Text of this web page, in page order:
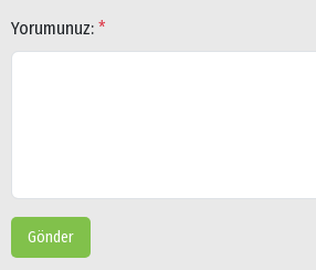
Yorumunuz: *
Gönder